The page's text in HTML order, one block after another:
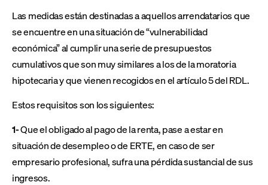
Las medidas están destinadas a aquellos arrendatarios que
se encuentre en una situación de “vulnerabilidad
económica” al cumplir una serie de presupuestos
cumulativos que son muy similares a los de la moratoria
hipotecaria y que vienen recogidos en el artículo 5 del RDL.
Estos requisitos son los siguientes:
1-Que el obligado al pago de la renta, pase a estar en
situación de desempleo o de ERTE, en caso de ser
empresario profesional, sufra una pérdida sustancial de sus
ingresos.